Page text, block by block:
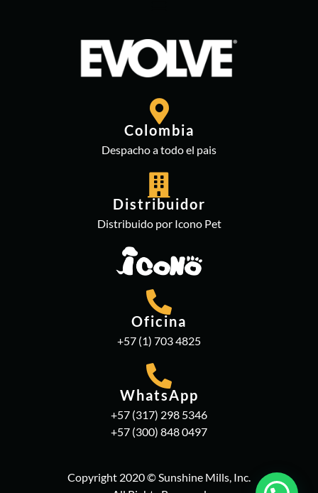
Colombia
Despacho a todo el pais
Distribuidor
Distribuido por Icono Pet
Oficina
+57 (1) 703 4825
WhatsApp
+57 (317) 298 5346
+57 (300) 848 0497
Copyright 2020 © Sunshine Mills, Inc.